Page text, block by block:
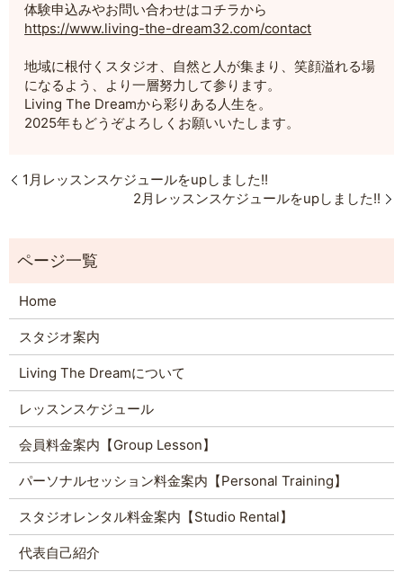
体験申込みやお問い合わせはコチラから
https://www.living-the-dream32.com/contact
地域に根付くスタジオ、自然と人が集まり、笑顔溢れる場
になるよう、より一層努力して参ります。
Living The Dreamから彩りある人生を。
2025年もどうぞよろしくお願いいたします。
1月レッスンスケジュールをupしました!!
2月レッスンスケジュールをupしました!!
Home
スタジオ案内
Living The Dreamについて
レッスンスケジュール
会員料金案内【Group Lesson】
パーソナルセッション料金案内【Personal Training】
スタジオレンタル料金案内【Studio Rental】
代表自己紹介